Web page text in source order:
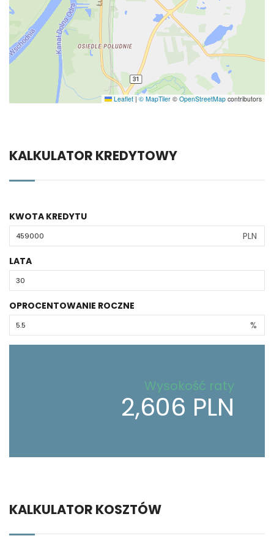
Leaflet | © MapTiler © OpenStreetMap contributors
KALKULATOR KREDYTOWY
KWOTA KREDYTU
PLN
LATA
OPROCENTOWANIE ROCZNE
%
Wysokość raty
2,606 PLN
KALKULATOR KOSZTÓW